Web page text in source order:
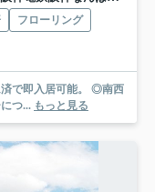
フローリング
で即入居可能。 ◎南西
つ... もっと見る